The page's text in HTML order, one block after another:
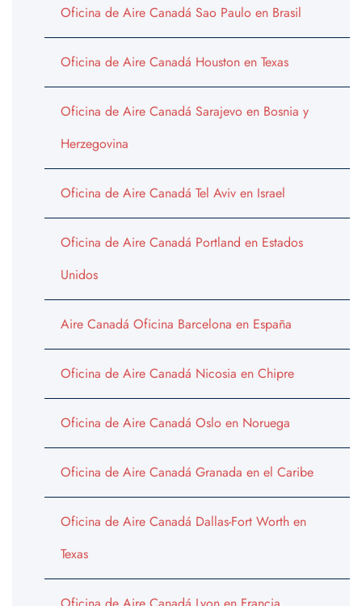
Oficina de Aire Canadá Sao Paulo en Brasil
Oficina de Aire Canadá Houston en Texas
Oficina de Aire Canadá Sarajevo en Bosnia y
Herzegovina
Oficina de Aire Canadá Tel Aviv en Israel
Oficina de Aire Canadá Portland en Estados
Unidos
Aire Canadá Oficina Barcelona en España
Oficina de Aire Canadá Nicosia en Chipre
Oficina de Aire Canadá Oslo en Noruega
Oficina de Aire Canadá Granada en el Caribe
Oficina de Aire Canadá Dallas-Fort Worth en
Texas